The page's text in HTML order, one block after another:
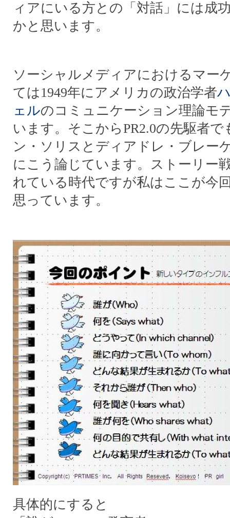
ィアにいる方との「対話」には成
かと思います。
ソーシャルメディアにおけるマー
ては1949年にアメリカの政治学者
ェルのコミュニケーション理論モ
います。そこからPR2.0の先駆者
ン・ソリスとディアドレ・ブレー
にこう論じています。ストーリー
れている時代ですが私はここが今
思っています。
具体的にすると